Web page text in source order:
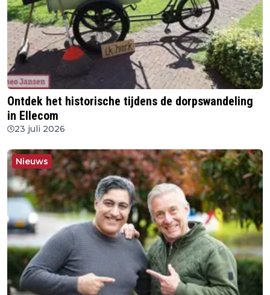
Ontdek het historische tijdens de dorpswandeling
in Ellecom
23 juli 2026
Nieuws